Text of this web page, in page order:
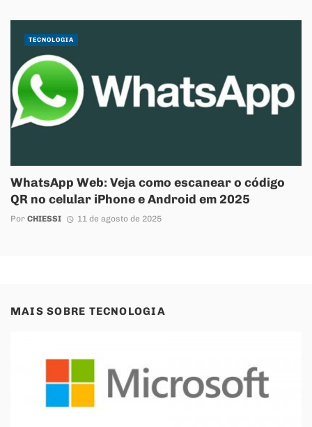
WhatsApp Web: Veja como escanear o código
QR no celular iPhone e Android em 2025
Por CHIESSI 11 de agosto de 2025
TECNOLOGIA
MAIS SOBRE TECNOLOGIA